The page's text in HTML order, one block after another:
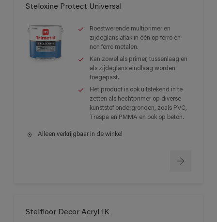
Steloxine Protect Universal
Roestwerende multiprimer en
zijdeglans aflak in één op ferro en
non ferro metalen.
Kan zowel als primer, tussenlaag en
als zijdeglans eindlaag worden
toegepast.
Het product is ook uitstekend in te
zetten als hechtprimer op diverse
kunststof ondergronden, zoals PVC,
Trespa en PMMA en ook op beton.
Alleen verkrijgbaar in de winkel
Stelfloor Decor Acryl 1K